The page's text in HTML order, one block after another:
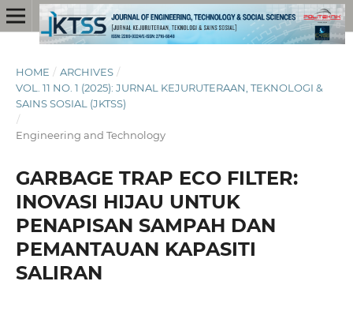
HOME / ARCHIVES /
VOL. 11 NO. 1 (2025): JURNAL KEJURUTERAAN, TEKNOLOGI &
SAINS SOSIAL (JKTSS)
/
Engineering and Technology
GARBAGE TRAP ECO FILTER:
INOVASI HIJAU UNTUK
PENAPISAN SAMPAH DAN
PEMANTAUAN KAPASITI
SALIRAN